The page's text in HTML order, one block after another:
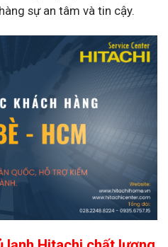
sự an tâm và tin cậy.